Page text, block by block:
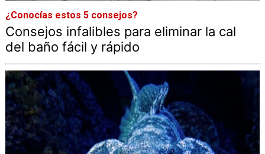
¿Conocías estos 5 consejos?
Consejos infalibles para eliminar la cal
del baño fácil y rápido